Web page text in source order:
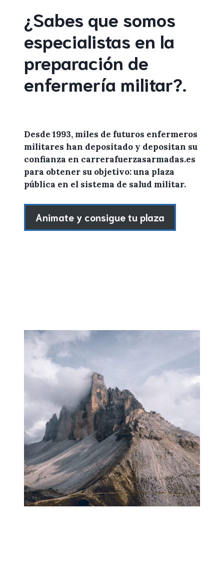
¿Sabes que somos
especialistas en la
preparación de
enfermería militar?.
Desde 1993, miles de futuros enfermeros
militares han depositado y depositan su
confianza en carrerafuerzasarmadas.es
para obtener su objetivo: una plaza
pública en el sistema de salud militar.
Animate y consigue tu plaza